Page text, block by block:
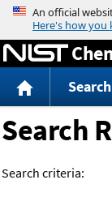
Search
Search
Search criteria: